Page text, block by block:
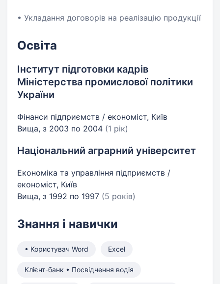
• Укладання договорів на реалізацію продукції
Освіта
Інститут підготовки кадрів
Міністерства промислової політики
України
Фінанси підприємств / економіст, Київ
Вища, з 2003 по 2004 (1 рік)
Національний аграрний університет
Економіка та управління підприємств /
економіст, Київ
Вища, з 1992 по 1997 (5 років)
Знання і навички
• Користувач Word Excel
Клієнт-банк • Посвідчення водія